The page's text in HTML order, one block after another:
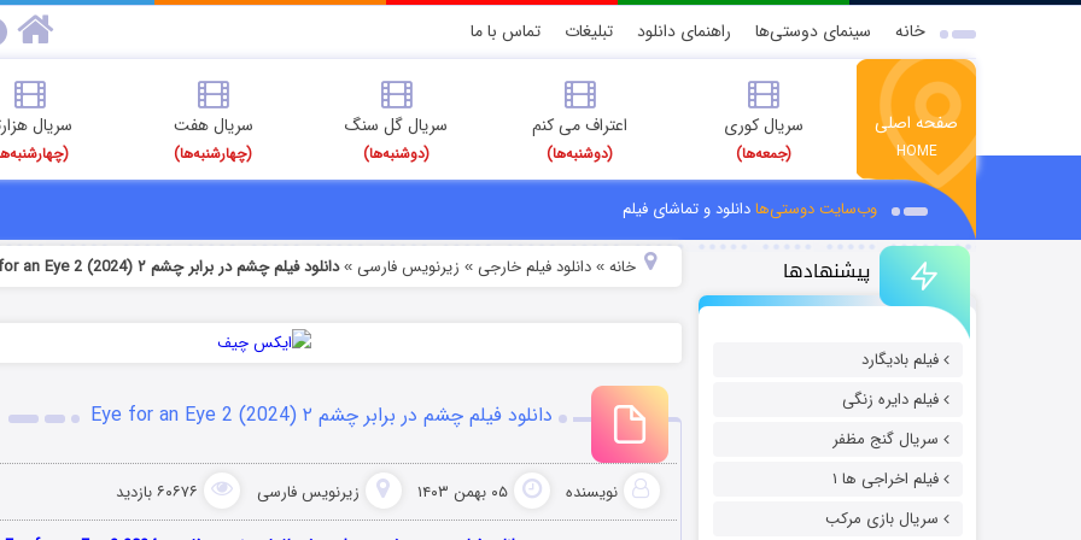
خانه سینمای دوستی‌ها راهنمای دانلود تبلیغات تماس با ما
صفحه اصلی
HOME
سریال کوری
(جمعه‌ها)
اعتراف می کنم
(دوشنبه‌ها)
سریال گل سنگ
(دوشنبه‌ها)
سریال هفت
(چهارشنبه‌ها)
سریال
وب‌سایت دوستی‌هادانلود و تماشای فیلم
پیشنهادها
فیلم بادیگارد
فیلم دایره زنگی
سریال گنج مظفر
فیلم اخراجی ها ۱
سریال بازی مرکب
خانه» دانلود فیلم خارجی » زیرنویس فارسی »دانلود فیلم چشم در برابر چشم ۲ Eye for an Eye 2 (2024)
دانلود فیلم چشم در برابر چشم ۲ Eye for an Eye 2 (2024)
نویسنده ۰۵ بهمن ۱۴۰۳ زیرنویس فارسی ۶۰۶۷۶ بازدید